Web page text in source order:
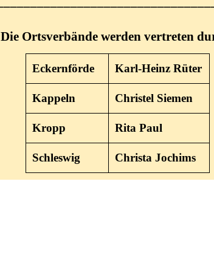
Die Ortsverbände werden vertreten
Eckernförde Karl-Heinz Rüter
Kappeln Christel Siemen
Kropp Rita Paul
Schleswig Christa Jochims